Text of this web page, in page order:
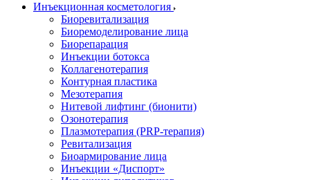
Инъекционная косметология
Биоревитализация
Биоремоделирование лица
Биорепарация
Инъекции ботокса
Коллагенотерапия
Контурная пластика
Мезотерапия
Нитевой лифтинг (бионити)
Озонотерапия
Плазмотерапия (PRP-терапия)
Ревитализация
Биоармирование лица
Инъекции «Диспорт»